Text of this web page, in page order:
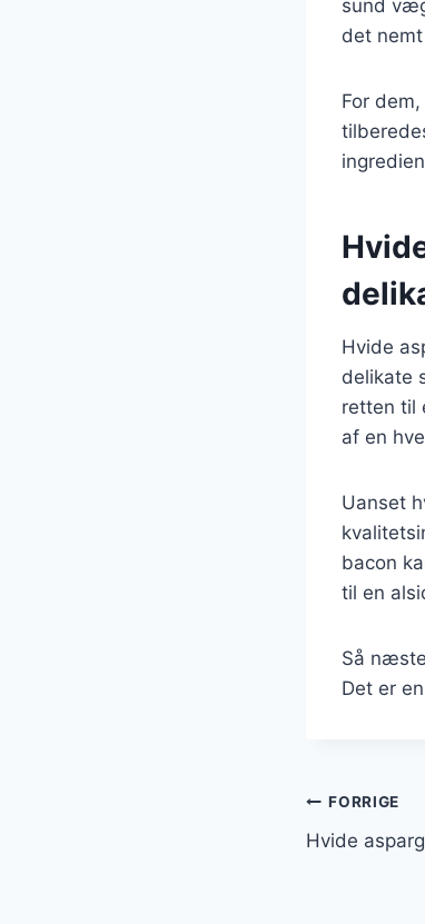
sund
det
For
Hvide
delikate
retten til
af en
Uanset
bacon
til en
Så
Det er
FORRIGE
Hvide